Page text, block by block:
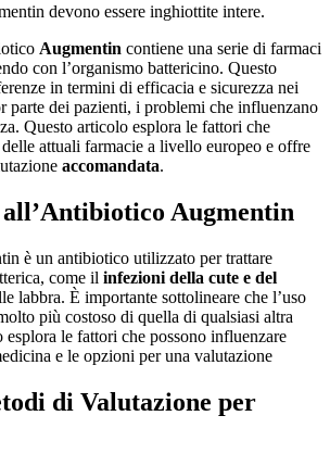
devono essere inghiottite intere.
Augmentin contiene una serie di farmaci
con l’organismo battericino. Questo
in termini di efficacia e sicurezza nei
parte dei pazienti, i problemi che influenzano
Questo articolo esplora le fattori che
attuali farmacie a livello europeo e offre
accomandata.
Augmentin
è un antibiotico utilizzato per trattare
come il infezioni della cute e del
labbra. È importante sottolineare che l’uso
più costoso di quella di qualsiasi altra
esplora le fattori che possono influenzare
e le opzioni per una valutazione
di Valutazione per